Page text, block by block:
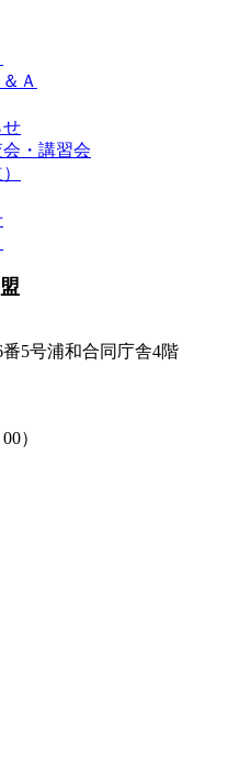
Ａ
せ
・講習会
5号浦和合同庁舎4階
）